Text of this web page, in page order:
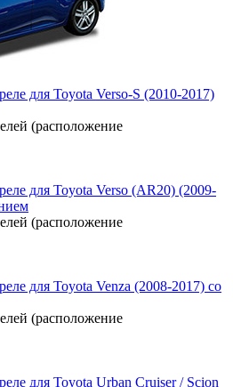
для Toyota Verso-S (2010-2017)
(расположение
для Toyota Verso (AR20) (2009-
(расположение
для Toyota Venza (2008-2017) со
(расположение
для Toyota Urban Cruiser / Scion